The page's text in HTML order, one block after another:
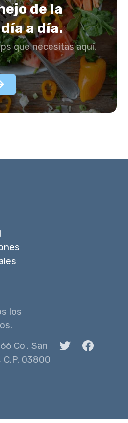
de la
a día.
que necesitas aquí.
los
Col. San
C.P. 03800